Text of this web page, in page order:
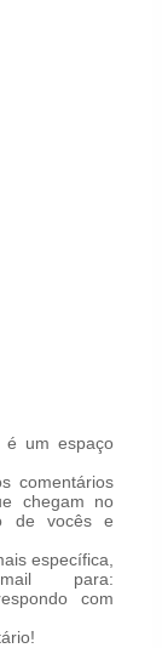
é um espaço
comentários
chegam no
de vocês e
específica,
para:
com